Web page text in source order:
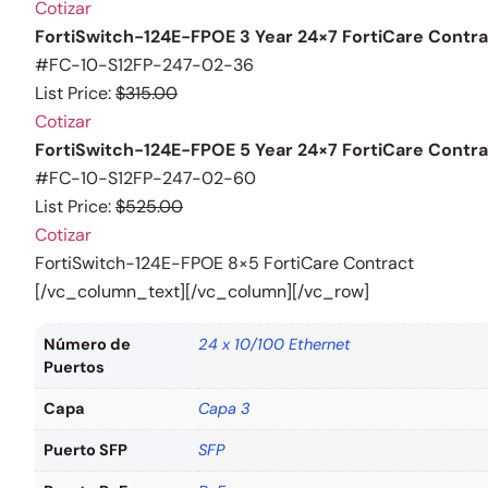
Cotizar
FortiSwitch-124E-FPOE 3 Year 24×7 FortiCare
#FC-10-S12FP-247-02-36
List Price:$315.00
Cotizar
FortiSwitch-124E-FPOE 5 Year 24×7 FortiCare
#FC-10-S12FP-247-02-60
List Price:$525.00
Cotizar
FortiSwitch-124E-FPOE 8×5 FortiCare Contract
[/vc_column_text][/vc_column][/vc_row]
Número de
Puertos
24 x 10/100 Ethernet
Capa Capa 3
Puerto SFP SFP